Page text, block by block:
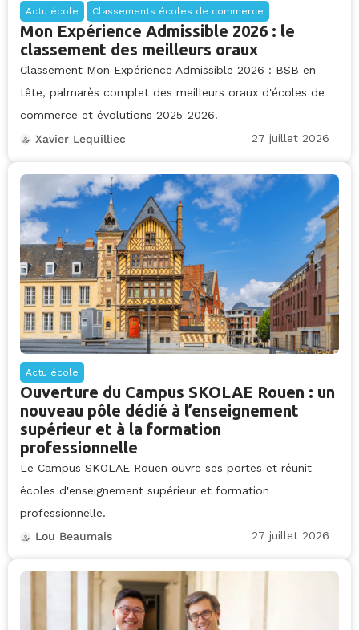
Actu école Classements écoles de commerce
Mon Expérience Admissible 2026 : le
classement des meilleurs oraux
Classement Mon Expérience Admissible 2026 : BSB en
tête, palmarès complet des meilleurs oraux d'écoles de
commerce et évolutions 2025-2026.
Xavier Lequilliec
27 juillet 2026
Actu école
Ouverture du Campus SKOLAE Rouen : un
nouveau pôle dédié à l’enseignement
supérieur et à la formation
professionnelle
Le Campus SKOLAE Rouen ouvre ses portes et réunit
écoles d'enseignement supérieur et formation
professionnelle.
Lou Beaumais
27 juillet 2026